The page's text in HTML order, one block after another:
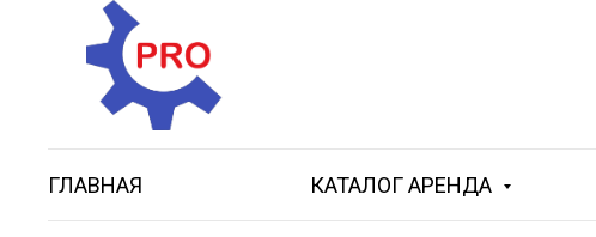
ГЛАВНАЯ КАТАЛОГ АРЕНДА